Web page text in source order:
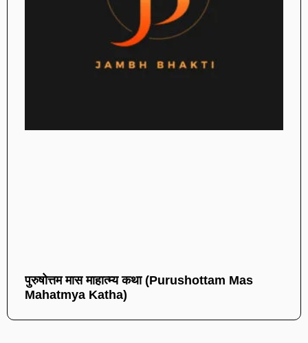
पुरुषोत्तम मास माहात्म्य कथा (Purushottam Mas
Mahatmya Katha)